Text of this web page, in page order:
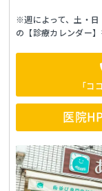
※週によって、土・日
の【診療カレンダー】
「コ
医院